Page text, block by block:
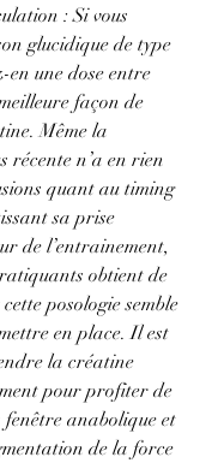
: Si vous
glucidique de type
en une dose entre
façon de
Même la
récente n’a en rien
quant au timing
sa prise
de l’entrainement,
obtient de
posologie semble
en place. Il est
la créatine
pour profiter de
fenêtre anabolique et
de la force